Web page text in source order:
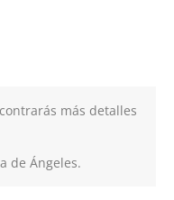
más detalles
de Ángeles.